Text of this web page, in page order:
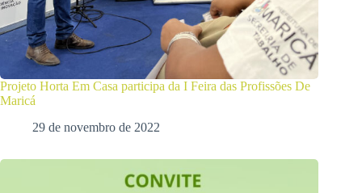
Projeto Horta Em Casa participa da I Feira das Profissões De
Maricá
29 de novembro de 2022